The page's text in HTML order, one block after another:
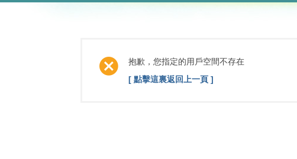
抱歉，您指定的用戶空間不存在
[ 點擊這裏返回上一頁 ]